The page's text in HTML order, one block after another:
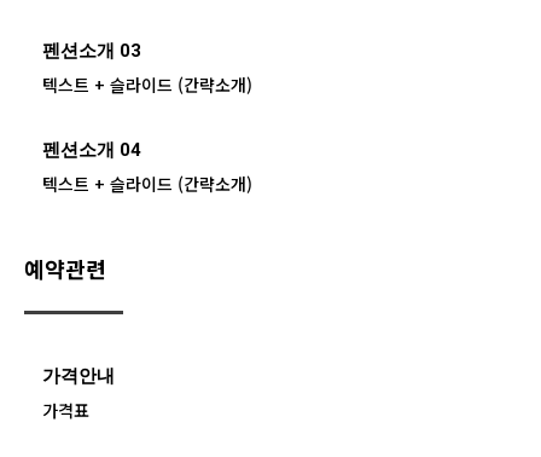
펜션소개 03
텍스트 + 슬라이드 (간략소개)
펜션소개 04
텍스트 + 슬라이드 (간략소개)
예약관련
가격안내
가격표